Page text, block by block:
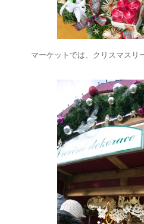
マーケットでは、クリスマスリ